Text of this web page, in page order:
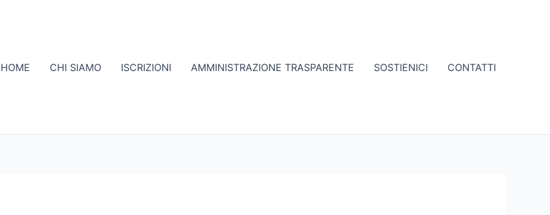
HOME CHI SIAMO ISCRIZIONI AMMINISTRAZIONE TRASPARENTE SOSTIENICI CONTATTI